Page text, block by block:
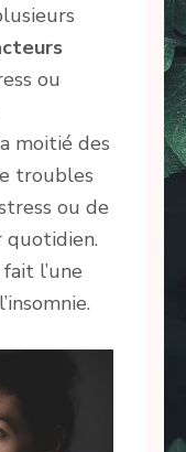
ou
moitié des
troubles
ou de
quotidien.
l’une